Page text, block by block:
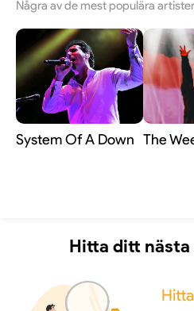
uppleva KISS-musiken i ett
står i centrum.
låtmaterial och Cirkus nära
kvällen en särskild nerv. För
bli en nostalgifylld och
Några av de mest populära
System Of A Down The
Hitta ditt nästa